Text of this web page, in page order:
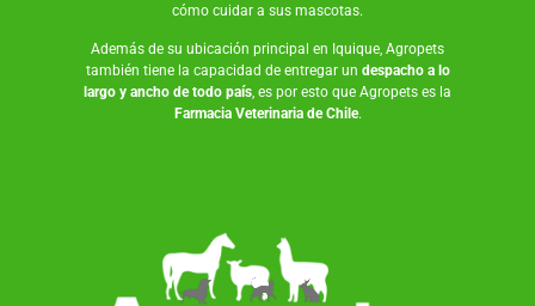
cómo cuidar a sus mascotas.
Además de su ubicación principal en Iquique, Agropets
también tiene la capacidad de entregar un despacho a lo
largo y ancho de todo país, es por esto que Agropets es la
Farmacia Veterinaria de Chile.